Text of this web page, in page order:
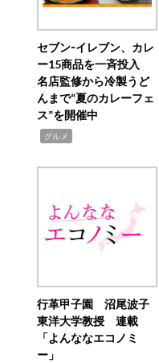
セブン‐イレブン、カレ
ー15商品を一斉投入
名店監修から冷製うど
んまで“夏のカレーフェ
ス”を開催中
グルメ
行革甲子園 沼尾波子
東洋大学教授 連載
「よんななエコノミ
ー」